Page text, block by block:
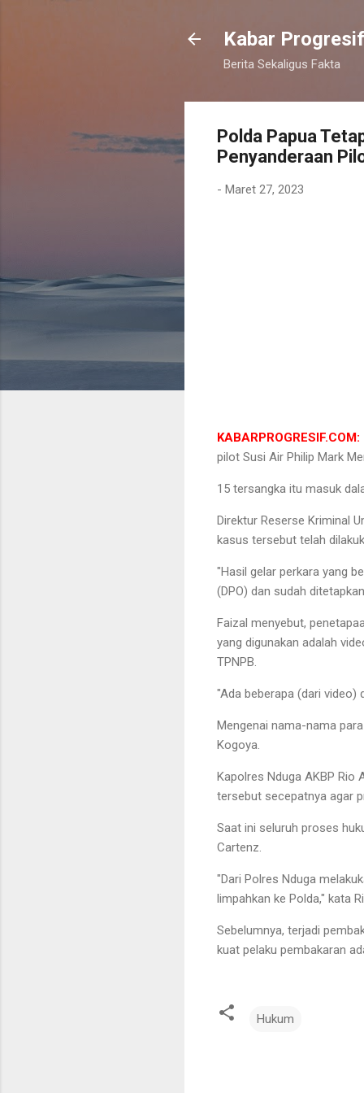
Kabar Progresif
Berita Sekaligus Fakta
Polda Papua
Penyanderaan
- Maret 27, 2023
pilot Susi Air Philip Mark
15 tersangka itu masuk
Direktur Reserse Kriminal
kasus tersebut telah
"Hasil gelar perkara yang
(DPO) dan sudah
Faizal menyebut,
yang digunakan adalah
TPNPB.
"Ada beberapa (dari video)
Mengenai nama-nama
Kogoya.
Kapolres Nduga AKBP Rio
tersebut secepatnya agar
Saat ini seluruh proses
Cartenz.
"Dari Polres Nduga
limpahkan ke Polda," kata
Sebelumnya, terjadi
kuat pelaku pembakaran
Hukum